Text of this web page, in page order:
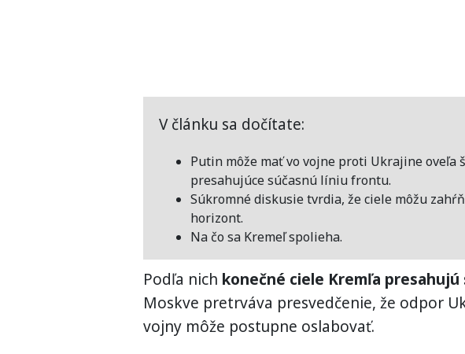
V článku sa dočítate:
Putin môže mať vo vojne proti Ukrajine oveľa
presahujúce súčasnú líniu frontu.
Súkromné diskusie tvrdia, že ciele môžu
horizont.
Na čo sa Kremeľ spolieha.
Podľa nich konečné ciele Kremľa
Moskve pretrváva presvedčenie, že odpor
vojny môže postupne oslabovať.